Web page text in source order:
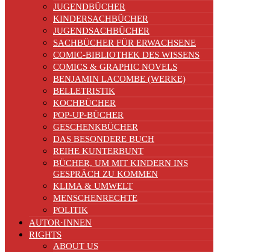
JUGENDBÜCHER
KINDERSACHBÜCHER
JUGENDSACHBÜCHER
SACHBÜCHER FÜR ERWACHSENE
COMIC-BIBLIOTHEK DES WISSENS
COMICS & GRAPHIC NOVELS
BENJAMIN LACOMBE (WERKE)
BELLETRISTIK
KOCHBÜCHER
POP-UP-BÜCHER
GESCHENKBÜCHER
DAS BESONDERE BUCH
REIHE KUNTERBUNT
BÜCHER, UM MIT KINDERN INS
GESPRÄCH ZU KOMMEN
KLIMA & UMWELT
MENSCHENRECHTE
POLITIK
AUTOR·INNEN
RIGHTS
ABOUT US